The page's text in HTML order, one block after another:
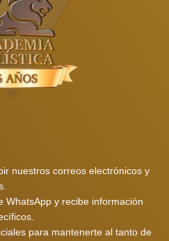
nuestros correos electrónicos y
WhatsApp y recibe información
para mantenerte al tanto de